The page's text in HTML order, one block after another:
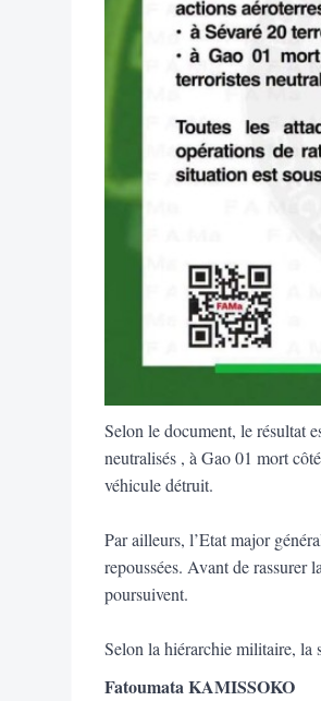
Selon le document, le résultat
neutralisés , à Gao 01 mort
véhicule détruit.
Par ailleurs, l’Etat major
repoussées. Avant de rassurer
poursuivent.
Selon la hiérarchie militaire, la
Fatoumata KAMISSOKO